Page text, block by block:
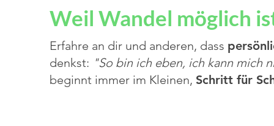
Weil Wandel möglich
Erfahre an dir und anderen, dass
denkst: "So bin ich eben, ich kann mich
beginnt immer im Kleinen, Schritt für